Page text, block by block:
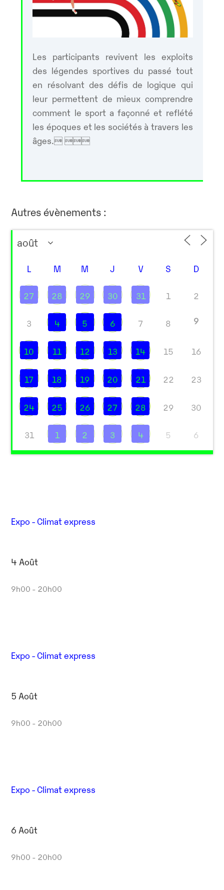
Les participants revivent les exploits
des légendes sportives du passé tout
en résolvant des défis de logique qui
leur permettent de mieux comprendre
comment le sport a façonné et reflété
les époques et les sociétés à travers les
âges. 
Autres évènements :
L M M J V S D
27 28 29 30 31 1 2
3 4 5 6 7 8 9
10 11 12 13 14 15 16
17 18 19 20 21 22 23
24 25 26 27 28 29 30
31 1 2 3 4 5 6
Expo - Climat express
4 Août
9h00 - 20h00
Expo - Climat express
5 Août
9h00 - 20h00
Expo - Climat express
6 Août
9h00 - 20h00